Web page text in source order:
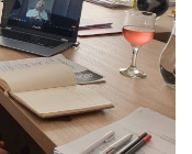
језеро